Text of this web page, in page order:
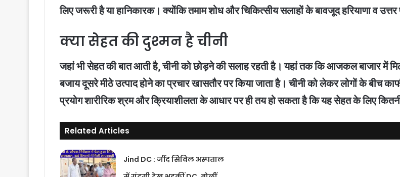
लिए जरूरी है या हानिकारक। क्योंकि तमाम शोध और चिकित्सीय सलाहों के बावजूद हरियाणा व
क्या सेहत की दुश्मन है चीनी
जहां भी सेहत की बात आती है, चीनी को छोड़ने की सलाह रहती है। यहां तक कि आजकल बाजार में
बजाय दूसरे मीठे उत्पाद होने का प्रचार खासतौर पर किया जाता है। चीनी को लेकर लोगों के बीच
प्रयोग शारीरिक श्रम और क्रियाशीलता के आधार पर ही तय हो सकता है कि यह सेहत के लिए
Related Articles
Jind DC : जींद सिविल अस्पताल